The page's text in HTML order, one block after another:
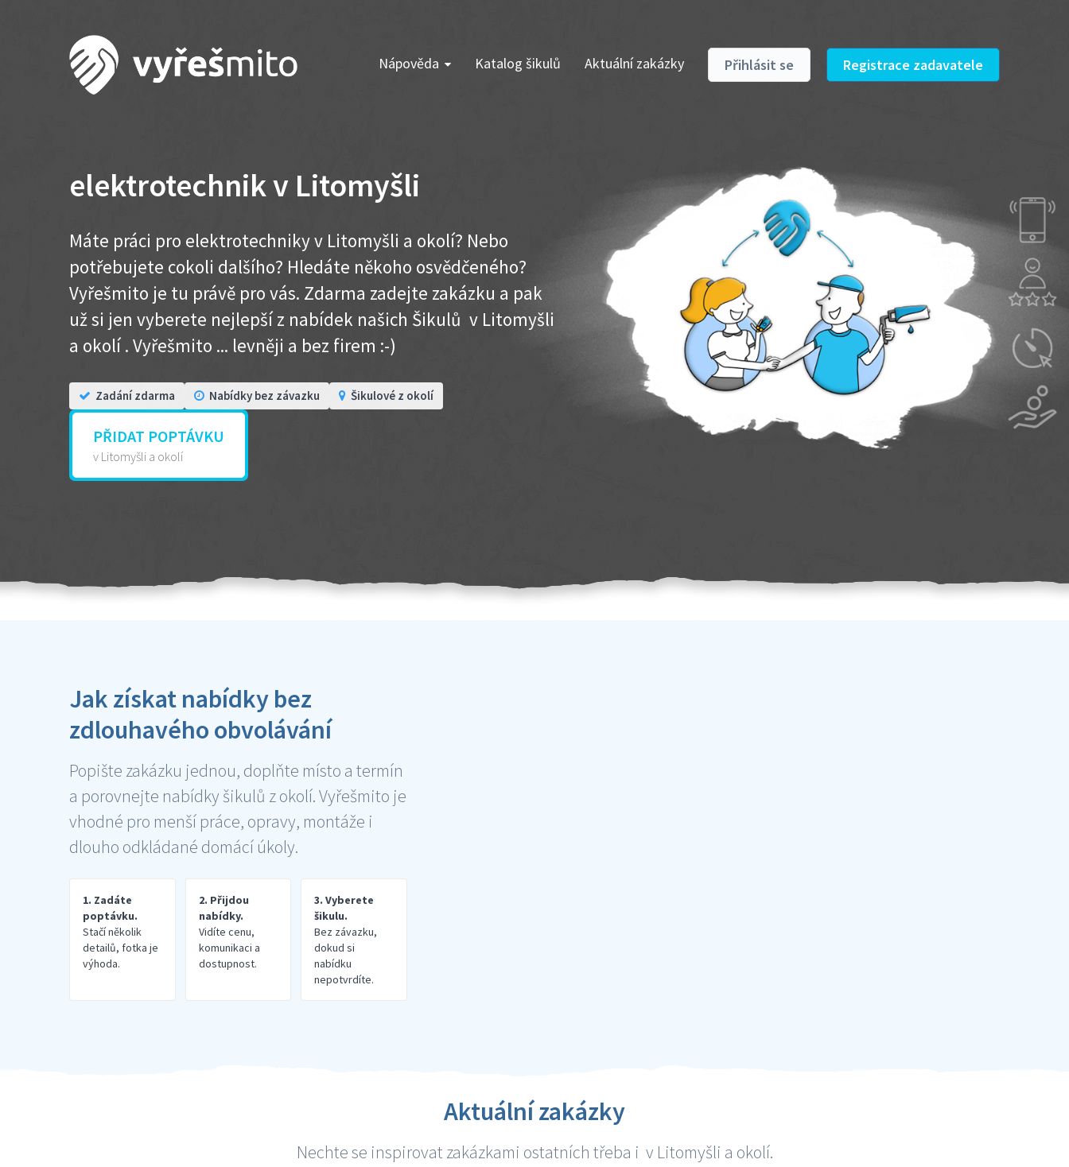
Nápověda Katalog šikulů Aktuální zakázky Přihlásit se Registrace zadavatele
elektrotechnik v Litomyšli
Máte práci pro elektrotechniky v Litomyšli a okolí? Nebo
potřebujete cokoli dalšího? Hledáte někoho osvědčeného?
Vyřešmito je tu právě pro vás. Zdarma zadejte zakázku a pak
už si jen vyberete nejlepší z nabídek našich Šikulů v Litomyšli
a okolí . Vyřešmito ... levněji a bez firem :-)
Zadání zdarma Nabídky bez závazku Šikulové z okolí
PŘIDAT POPTÁVKU
v Litomyšli a okolí
Jak získat nabídky bez
zdlouhavého obvolávání
Popište zakázku jednou, doplňte místo a termín
a porovnejte nabídky šikulů z okolí. Vyřešmito je
vhodné pro menší práce, opravy, montáže i
dlouho odkládané domácí úkoly.
1. Zadáte
poptávku.
Stačí několik
detailů, fotka je
výhoda.
2. Přijdou
nabídky.
Vidíte cenu,
komunikaci a
dostupnost.
3. Vyberete
šikulu.
Bez závazku,
dokud si
nabídku
nepotvrdíte.
Aktuální zakázky
Nechte se inspirovat zakázkami ostatních třeba i v Litomyšli a okolí.